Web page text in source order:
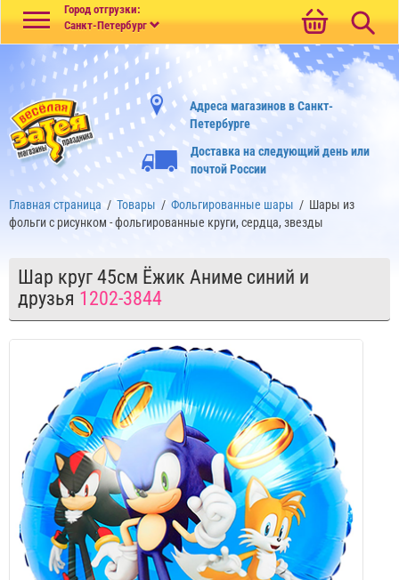
Город отгрузки:
Санкт-Петербург
Адреса магазинов в Санкт-
Петербурге
Доставка на следующий день или
почтой России
Главная страница / Товары / Фольгированные шары / Шары из
фольги с рисунком - фольгированные круги, сердца, звезды
Шар круг 45см Ёжик Аниме синий и
друзья 1202-3844